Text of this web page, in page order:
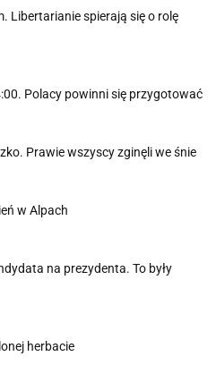
Libertarianie spierają się o rolę
Polacy powinni się przygotować
Prawie wszyscy zginęli we śnie
w Alpach
na prezydenta. To były
herbacie